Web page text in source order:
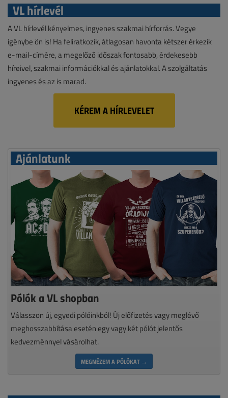
VL hírlevél
A VL hírlevél kényelmes, ingyenes szakmai hírforrás. Vegye
igénybe ön is! Ha feliratkozik, átlagosan havonta kétszer érkezik
e-mail-címére, a megelőző időszak fontosabb, érdekesebb
híreivel, szakmai információkkal és ajánlatokkal. A szolgáltatás
ingyenes és az is marad.
KÉREM A HÍRLEVELET
Ajánlatunk
Pólók a VL shopban
Válasszon új, egyedi pólóinkból! Új előfizetés vagy meglévő
meghosszabbítása esetén egy vagy két pólót jelentős
kedvezménnyel vásárolhat.
MEGNÉZEM A PÓLÓKAT →